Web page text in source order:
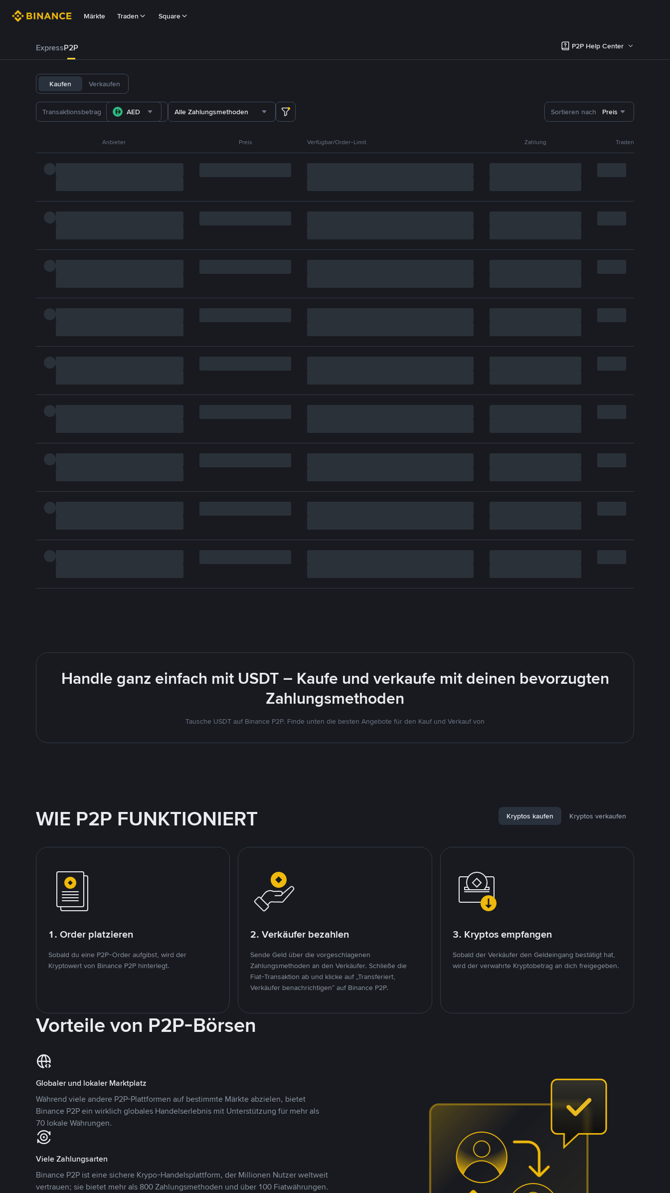
Märkte Traden Square
ExpressP2P P2P Help Center
Kaufen Verkaufen
AED Alle Zahlungsmethoden Sortieren nach Preis
Anbieter Preis Verfügbar/Order-Limit Zahlung Traden
Handle ganz einfach mit USDT – Kaufe und verkaufe mit deinen bevorzugten
Zahlungsmethoden
Tausche USDT auf Binance P2P. Finde unten die besten Angebote für den Kauf und Verkauf von
WIE P2P FUNKTIONIERT Kryptos kaufen Kryptos verkaufen
1. Order platzieren
Sobald du eine P2P-Order aufgibst, wird der
Kryptowert von Binance P2P hinterlegt.
2. Verkäufer bezahlen
Sende Geld über die vorgeschlagenen
Zahlungsmethoden an den Verkäufer. Schließe die
Fiat-Transaktion ab und klicke auf „Transferiert,
Verkäufer benachrichtigen“ auf Binance P2P.
3. Kryptos empfangen
Sobald der Verkäufer den Geldeingang bestätigt hat,
wird der verwahrte Kryptobetrag an dich freigegeben.
Vorteile von P2P-Börsen
Globaler und lokaler Marktplatz
Während viele andere P2P-Plattformen auf bestimmte Märkte abzielen, bietet
Binance P2P ein wirklich globales Handelserlebnis mit Unterstützung für mehr als
70 lokale Währungen.
Viele Zahlungsarten
Binance P2P ist eine sichere Krypo-Handelsplattform, der Millionen Nutzer weltweit
vertrauen; sie bietet mehr als 800 Zahlungsmethoden und über 100 Fiatwährungen.